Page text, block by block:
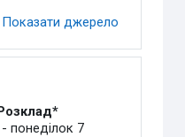
Показати джерело
Сергійович
-понеділок 7